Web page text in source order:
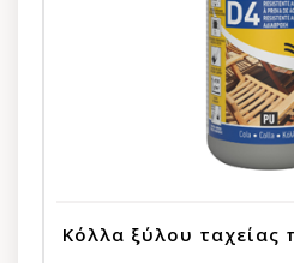
Κόλλα ξύλου ταχείας